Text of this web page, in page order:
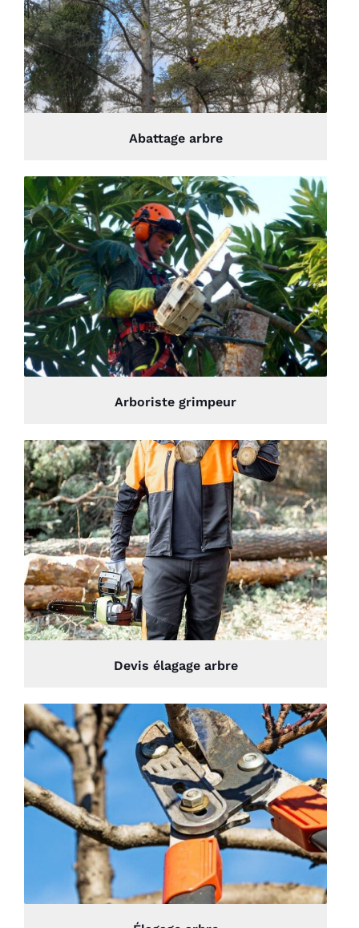
Abattage arbre
Arboriste grimpeur
Devis élagage arbre